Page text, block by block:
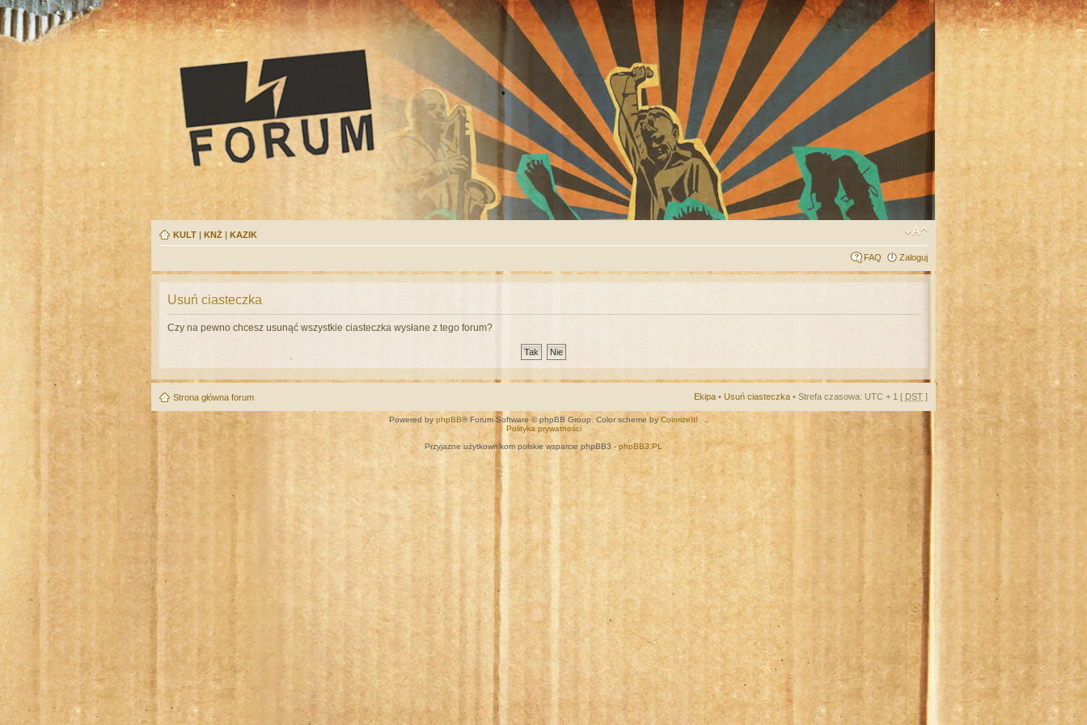
KULT | KNŻ | KAZIK
FAQ Zaloguj
Usuń ciasteczka
Czy na pewno chcesz usunąć wszystkie ciasteczka wysłane z tego forum?
Strona główna forum Ekipa • Usuń ciasteczka • Strefa czasowa: UTC + 1 [ DST ]
Powered by phpBB® Forum Software © phpBB Group. Color scheme byColorizeIt!
Polityka prywatności
Przyjazne użytkownikom polskie wsparcie phpBB3 -phpBB3.PL